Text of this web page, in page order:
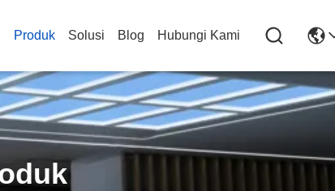
Produk Solusi Blog Hubungi Kami